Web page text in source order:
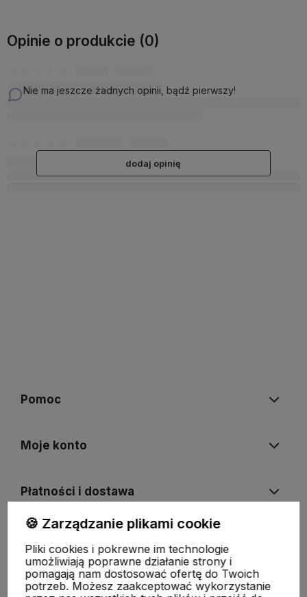
Opinie o produkcie (0)
Nie ma jeszcze żadnych opinii, bądź pierwszy!
dodaj opinię
Pomoc
Moje konto
Płatności i dostawa
O nas
🍪 Zarządzanie plikami cookie
Pliki cookies i pokrewne im technologie
umożliwiają poprawne działanie strony i
pomagają nam dostosować ofertę do Twoich
potrzeb. Możesz zaakceptować wykorzystanie